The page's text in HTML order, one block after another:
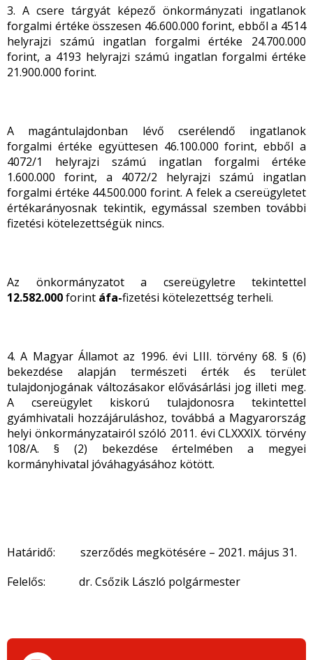
3. A csere tárgyát képező önkormányzati ingatlanok
forgalmi értéke összesen 46.600.000 forint, ebből a 4514
helyrajzi számú ingatlan forgalmi értéke 24.700.000
forint, a 4193 helyrajzi számú ingatlan forgalmi értéke
21.900.000 forint.
A magántulajdonban lévő cserélendő ingatlanok
forgalmi értéke együttesen 46.100.000 forint, ebből a
4072/1 helyrajzi számú ingatlan forgalmi értéke
1.600.000 forint, a 4072/2 helyrajzi számú ingatlan
forgalmi értéke 44.500.000 forint. A felek a csereügyletet
értékarányosnak tekintik, egymással szemben további
fizetési kötelezettségük nincs.
Az önkormányzatot a csereügyletre tekintettel
12.582.000forint áfa-fizetési kötelezettség terheli.
4. A Magyar Államot az 1996. évi LIII. törvény 68. § (6)
bekezdése alapján természeti érték és terület
tulajdonjogának változásakor elővásárlási jog illeti meg.
A csereügylet kiskorú tulajdonosra tekintettel
gyámhivatali hozzájáruláshoz, továbbá a Magyarország
helyi önkormányzatairól szóló 2011. évi CLXXXIX. törvény
108/A. § (2) bekezdése értelmében a megyei
kormányhivatal jóváhagyásához kötött.
Határidő: szerződés megkötésére – 2021. május 31.
Felelős: dr. Csőzik László polgármester